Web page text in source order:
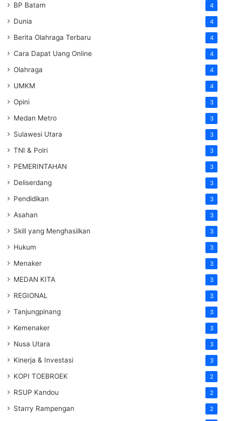
BP Batam 4
Dunia 4
Berita Olahraga Terbaru 4
Cara Dapat Uang Online 4
Olahraga 4
UMKM 4
Opini 3
Medan Metro 3
Sulawesi Utara 3
TNI & Polri 3
PEMERINTAHAN 3
Deliserdang 3
Pendidikan 3
Asahan 3
Skill yang Menghasilkan 3
Hukum 3
Menaker 3
MEDAN KITA 3
REGIONAL 3
Tanjungpinang 3
Kemenaker 3
Nusa Utara 3
Kinerja & Investasi 3
KOPI TOEBROEK 2
RSUP Kandou 2
Starry Rampengan 2